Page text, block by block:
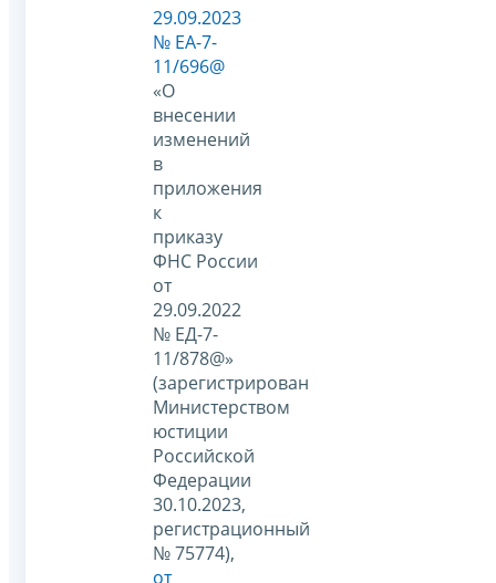
29.09.2023
№ ЕА-7-
11/696@
«О
внесении
изменений
в
приложения
к
приказу
ФНС России
от
29.09.2022
№ ЕД-7-
11/878@»
(зарегистрирован
Министерством
юстиции
Российской
Федерации
30.10.2023,
регистрационный
№ 75774),
от